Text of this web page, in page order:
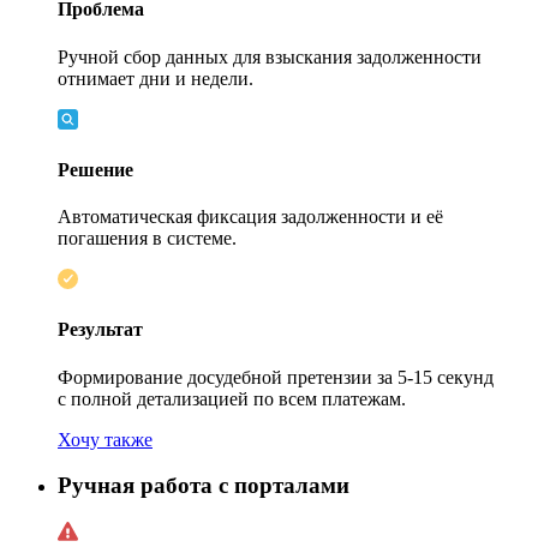
Проблема
Ручной сбор данных для взыскания задолженности
отнимает дни и недели.
Решение
Автоматическая фиксация задолженности и её
погашения в системе.
Результат
Формирование досудебной претензии за 5-15 секунд
с полной детализацией по всем платежам.
Хочу также
Ручная работа с порталами